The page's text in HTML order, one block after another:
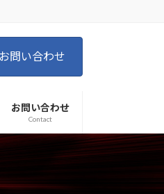
お問い合わせ
お問い合わせ
Contact